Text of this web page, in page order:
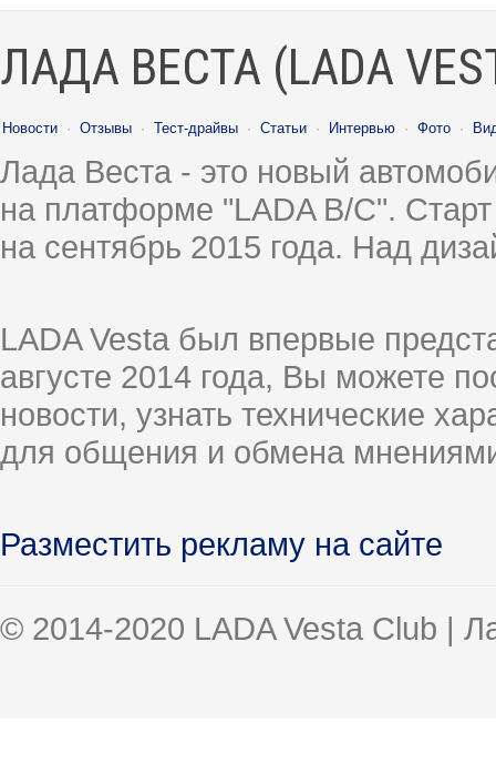
ЛАДА ВЕСТА (LADA
Новости · Отзывы · Тест-драйвы · Статьи · Интервью · Фото ·
Лада Веста - это новый
на платформе "LADA B/C".
на сентябрь 2015 года. Над
LADA Vesta был впервые
августе 2014 года, Вы можете
новости, узнать технические
для общения и обмена
Разместить рекламу на сайте
© 2014-2020 LADA Vesta Club |